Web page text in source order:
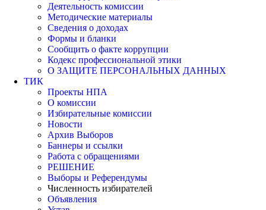
Деятельность комиссии
Методические материалы
Сведения о доходах
Формы и бланки
Сообщить о факте коррупции
Кодекс профессиональной этики
О ЗАЩИТЕ ПЕРСОНАЛЬНЫХ ДАННЫХ
ТИК
Проекты НПА
О комиссии
Избирательные комиссии
Новости
Архив Выборов
Баннеры и ссылки
Работа с обращениями
РЕШЕНИЕ
Выборы и Референдумы
Численность избирателей
Объявления